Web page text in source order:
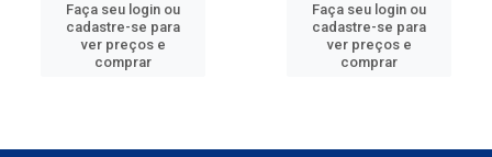
Faça seu login ou
cadastre-se para
ver preços e
comprar
Faça seu login ou
cadastre-se para
ver preços e
comprar